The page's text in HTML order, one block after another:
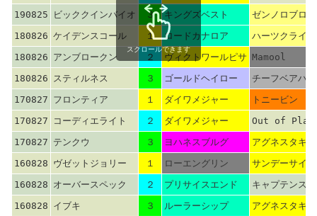
190825
ビッククインバイオ ３ キングズベスト
ゼンノロブロイ
180826 ケイデンスコール １ ロードカナロア
ハーツクライ
180826 アンブロークン ２ ヴィクトワールピサ Mamool
180826 スティルネス ３ ゴールドヘイロー
チーフベアハ
170827 フロンティア １ ダイワメジャー
トニービン
170827
コーディエライト ２ ダイワメジャー
Out of
170827 テンクウ ３ ヨハネスブルグ
アグネスタキ
160828 ヴゼットジョリー １ ローエングリン
サンデーサイ
160828 オーバースペック ２ プリサイスエンド
キャプテンス
160828 イブキ ３ ルーラーシップ
アグネスタキ
スクロールできます